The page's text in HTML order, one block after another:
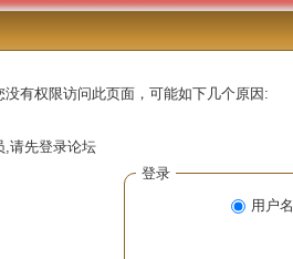
没有权限访问此页面，可能如下几个原因:
,请先登录论坛
登录
用户名